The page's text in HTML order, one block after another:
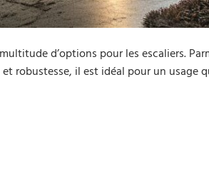
d’options pour les escaliers.
robustesse, il est idéal pour un usage